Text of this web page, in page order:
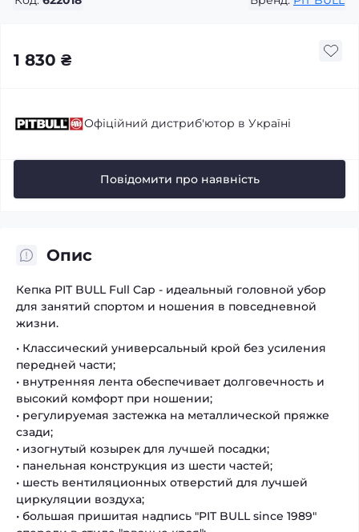
1 830 ₴
Офіційний дистриб'ютор в Україні
Повідомити про наявність
Опис
Кепка PIT BULL Full Cap - идеальный головной убор
для занятий спортом и ношения в повседневной
жизни.
• Классический универсальный крой без усиления
передней части;
• внутренняя лента обеспечивает долговечность и
высокий комфорт при ношении;
• регулируемая застежка на металлической пряжке
сзади;
• изогнутый козырек для лучшей посадки;
• панельная конструкция из шести частей;
• шесть вентиляционных отверстий для лучшей
циркуляции воздуха;
• большая пришитая надпись "PIT BULL since 1989"